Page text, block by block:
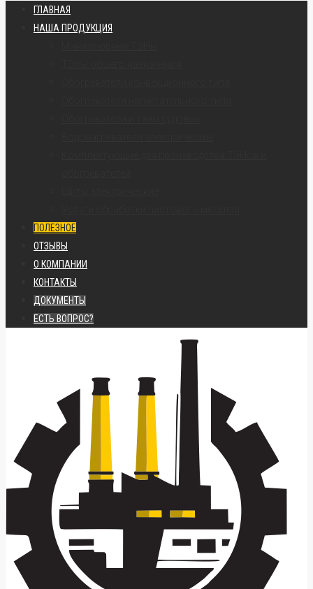
ГЛАВНАЯ
НАША ПРОДУКЦИЯ
ПОЛЕЗНОЕ
ОТЗЫВЫ
О КОМПАНИИ
КОНТАКТЫ
ДОКУМЕНТЫ
ЕСТЬ ВОПРОС?